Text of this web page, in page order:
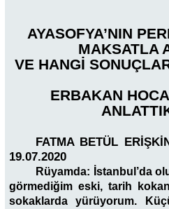
AYASOFYA’NIN
MAKSATLA
VE HANGİ
ERBAKAN
FATMA BETÜL
19.07.2020
Rüyamda: İstanbul’da
görmediğim eski, tarih
sokaklarda yürüyorum.